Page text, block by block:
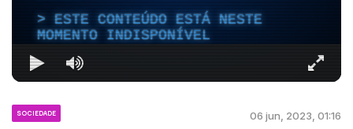
ESTE CONTEÚDO ESTÁ NESTE
MOMENTO INDISPONÍVEL
SOCIEDADE 06 jun, 2023, 01:16